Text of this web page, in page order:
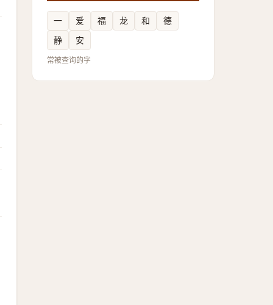
一 爱 福 龙 和
德
静
安
常被查询的字